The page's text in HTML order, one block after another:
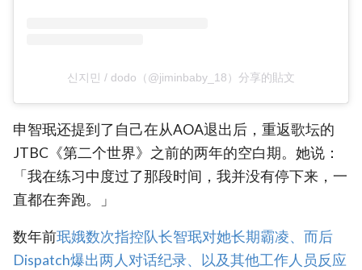
신지민 / dodo（@jiminbaby_18）分享的貼文
申智珉还提到了自己在从AOA退出后，重返歌坛的
JTBC《第二个世界》之前的两年的空白期。她说：
「我在练习中度过了那段时间，我并没有停下来，一
直都在奔跑。」
数年前珉娥数次指控队长智珉对她长期霸凌、而后
Dispatch爆出两人对话纪录、以及其他工作人员反应